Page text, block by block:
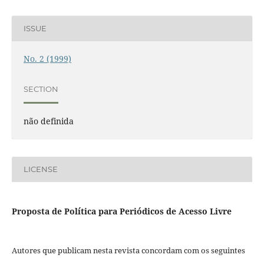
ISSUE
No. 2 (1999)
SECTION
não definida
LICENSE
Proposta de Política para Periódicos de Acesso Livre
Autores que publicam nesta revista concordam com os seguintes